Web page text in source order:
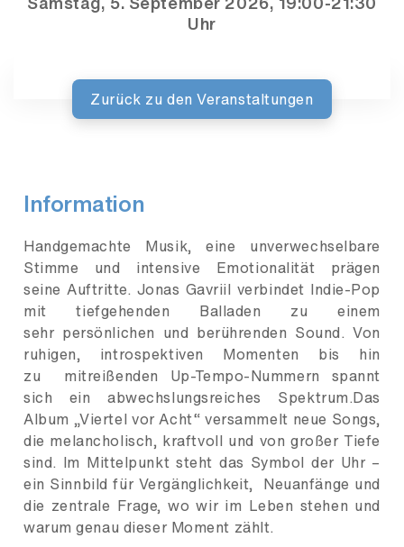
Uhr
Zurück zu den Veranstaltungen
Information
Handgemachte Musik, eine unverwechselbare
Stimme und intensive Emotionalität prägen
seine Auftritte. Jonas Gavriil verbindet Indie-Pop
mit tiefgehenden Balladen zu einem
sehr persönlichen und berührenden Sound. Von
ruhigen, introspektiven Momenten bis hin
zu mitreißenden Up-Tempo-Nummern spannt
sich ein abwechslungsreiches Spektrum.Das
Album „Viertel vor Acht“ versammelt neue Songs,
die melancholisch, kraftvoll und von großer Tiefe
sind. Im Mittelpunkt steht das Symbol der Uhr –
ein Sinnbild für Vergänglichkeit, Neuanfänge und
die zentrale Frage, wo wir im Leben stehen und
warum genau dieser Moment zählt.